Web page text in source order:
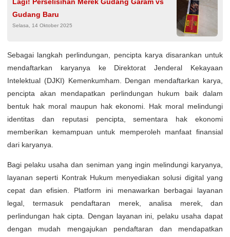
Gudang Baru
Selasa, 14 Oktober 2025
Sebagai langkah perlindungan, pencipta karya disarankan untuk
mendaftarkan karyanya ke Direktorat Jenderal Kekayaan
Intelektual (DJKI) Kemenkumham. Dengan mendaftarkan karya,
pencipta akan mendapatkan perlindungan hukum baik dalam
bentuk hak moral maupun hak ekonomi. Hak moral melindungi
identitas dan reputasi pencipta, sementara hak ekonomi
memberikan kemampuan untuk memperoleh manfaat finansial
dari karyanya.
Bagi pelaku usaha dan seniman yang ingin melindungi karyanya,
layanan seperti Kontrak Hukum menyediakan solusi digital yang
cepat dan efisien. Platform ini menawarkan berbagai layanan
legal, termasuk pendaftaran merek, analisa merek, dan
perlindungan hak cipta. Dengan layanan ini, pelaku usaha dapat
dengan mudah mengajukan pendaftaran dan mendapatkan